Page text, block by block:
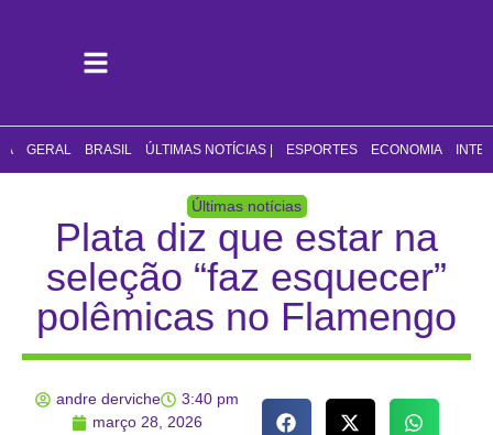
GERAL BRASIL ÚLTIMAS NOTÍCIAS | ESPORTES ECONOMIA
Últimas notícias
Plata diz que estar na
seleção “faz esquecer”
polêmicas no Flamengo
andre derviche
3:40 pm
março 28, 2026